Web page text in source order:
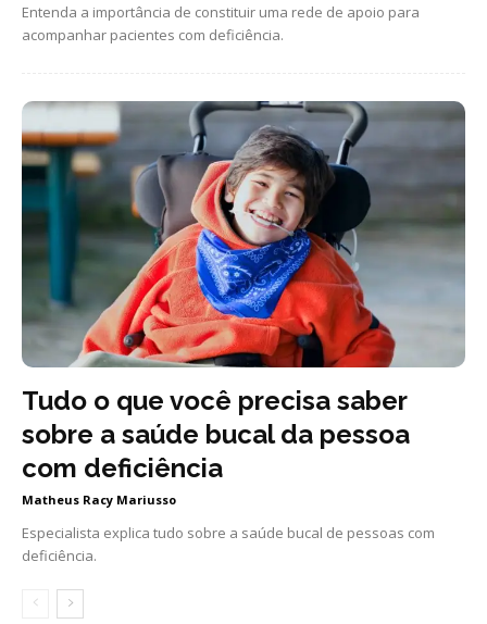
Entenda a importância de constituir uma rede de apoio para
acompanhar pacientes com deficiência.
Tudo o que você precisa saber
sobre a saúde bucal da pessoa
com deficiência
Matheus Racy Mariusso
Especialista explica tudo sobre a saúde bucal de pessoas com
deficiência.